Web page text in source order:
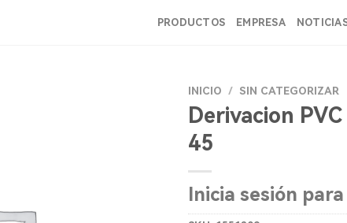
PRODUCTOS EMPRESA
INICIO / SIN CATEGORIZAR
Derivacion
45
Inicia sesión